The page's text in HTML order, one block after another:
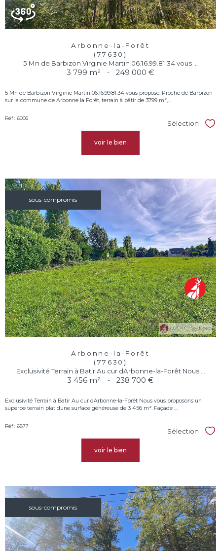
Arbonne-la-Forêt
(77630)
5 Mn de Barbizon Virginie Martin 06.16.99.81.34 vous ...
3 799 m² - 249 000 €
5 Mn de Barbizon Virginie Martin 06.16.99.81.34 vous propose: Proche de Barbizon
sur la commune de Arbonne la Forêt, terrain à bâtir de 3799 m²,...
Réf : 6005
Sélection
voir le bien
sous-compromis
Arbonne-la-Forêt
(77630)
Exclusivité Terrain à Batir Au cur dArbonne-la-Forêt Nous ...
3 456 m² - 238 700 €
Exclusivité Terrain à Batir Au cur dArbonne-la-Forêt Nous vous proposons un
superbe terrain plat dune surface généreuse de 3 456 m². Façade :...
Réf : 6877
Sélection
voir le bien
sous-compromis